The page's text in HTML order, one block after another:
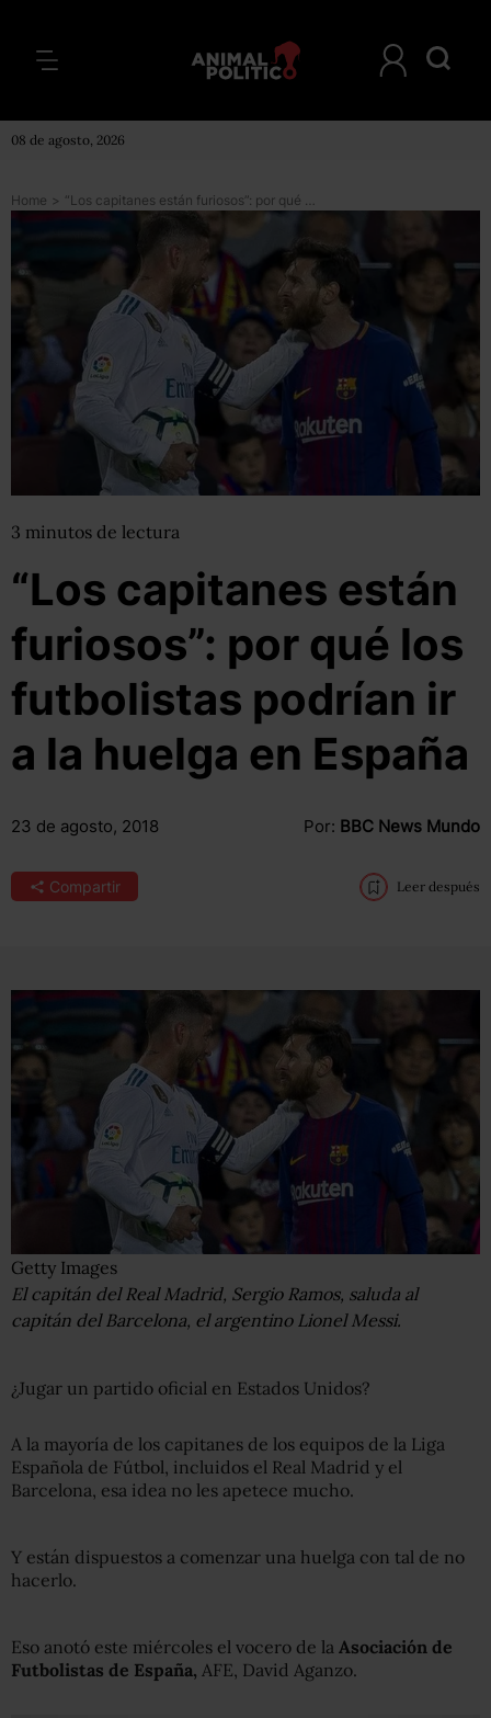
08 de agosto, 2026
Home > “Los capitanes están furiosos”: por qué los futbolistas podrían ir a la huelga en España
3 minutos de lectura
“Los capitanes están
furiosos”: por qué los
futbolistas podrían ir
a la huelga en España
23 de agosto, 2018 Por: BBC News Mundo
Compartir Leer después
Getty Images
El capitán del Real Madrid, Sergio Ramos, saluda al
capitán del Barcelona, el argentino Lionel Messi.
¿Jugar un partido oficial en Estados Unidos?
A la mayoría de los capitanes de los equipos de la Liga
Española de Fútbol, incluidos el Real Madrid y el
Barcelona, esa idea no les apetece mucho.
Y están dispuestos a comenzar una huelga con tal de no
hacerlo.
Eso anotó este miércoles el vocero de la Asociación de
Futbolistas de España, AFE, David Aganzo.